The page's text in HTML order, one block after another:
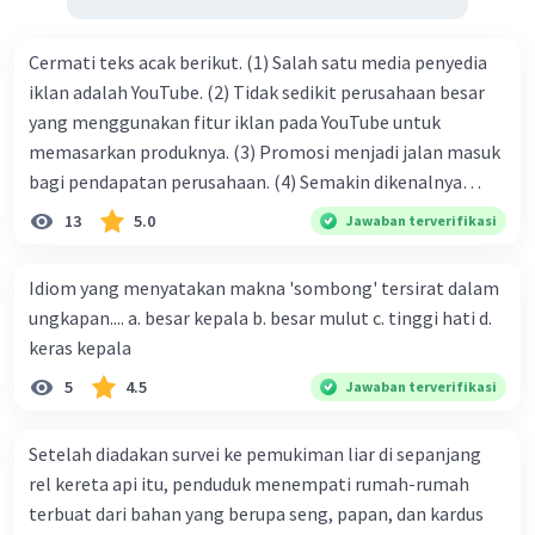
Cermati teks acak berikut. (1) Salah satu media penyedia
iklan adalah YouTube. (2) Tidak sedikit perusahaan besar
yang menggunakan fitur iklan pada YouTube untuk
memasarkan produknya. (3) Promosi menjadi jalan masuk
bagi pendapatan perusahaan. (4) Semakin dikenalnya
suatu produk oleh konsumen, semakin besar pula peluang
perusahaan kepada konsumen. Urutan yang tepat agar
menjadi teks eksposisi yang padu adalah .... A. (1)-(2)-(3)-
(4)-(5) B. (2)-(1)-(3)-(4)-(5) C. (3)-(1)-(2)-(5)-(4) D. (3)-(5)-
(4)-(1)-(2) E. (5)-(1)-(3)-(4)-(2)
13 5.0 Jawaban terverifikasi
Idiom yang menyatakan makna 'sombong' tersirat dalam
ungkapan.... a. besar kepala b. besar mulut c. tinggi hati d.
keras kepala
5 4.5 Jawaban terverifikasi
Setelah diadakan survei ke pemukiman liar di sepanjang
rel kereta api itu, penduduk menempati rumah-rumah
terbuat dari bahan yang berupa seng, papan, dan kardus